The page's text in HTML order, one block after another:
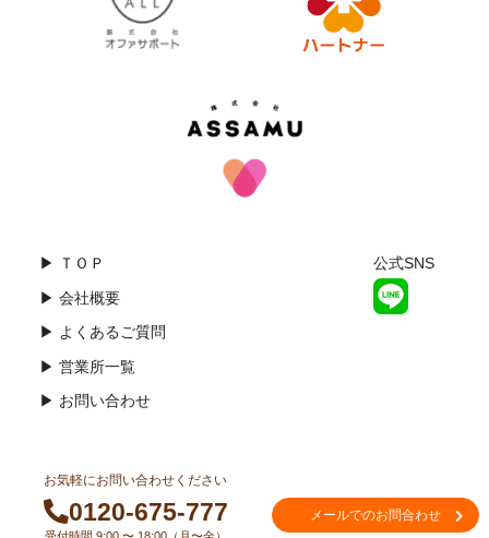
▶ ＴＯＰ
▶ 会社概要
▶ よくあるご質問
▶ 営業所一覧
▶ お問い合わせ
公式SNS
お気軽にお問い合わせください
0120-675-777 メールでのお問合わせ